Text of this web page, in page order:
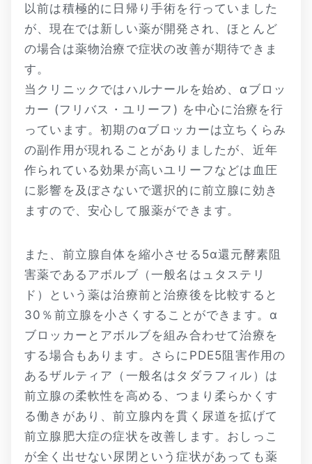
以前は積極的に日帰り手術を行っていました
が、現在では新しい薬が開発され、ほとんど
の場合は薬物治療で症状の改善が期待できま
す。
当クリニックではハルナールを始め、αブロッ
カー (フリバス・ユリーフ) を中心に治療を行
っています。初期のαブロッカーは立ちくらみ
の副作用が現れることがありましたが、近年
作られている効果が高いユリーフなどは血圧
に影響を及ぼさないで選択的に前立腺に効き
ますので、安心して服薬ができます。
また、前立腺自体を縮小させる5α還元酵素阻
害薬であるアボルブ（一般名はュタステリ
ド）という薬は治療前と治療後を比較すると
30％前立腺を小さくすることができます。α
ブロッカーとアボルブを組み合わせて治療を
する場合もあります。さらにPDE5阻害作用の
あるザルティア（一般名はタダラフィル）は
前立腺の柔軟性を高める、つまり柔らかくす
る働きがあり、前立腺内を貫く尿道を拡げて
前立腺肥大症の症状を改善します。おしっこ
が全く出せない尿閉という症状があっても薬